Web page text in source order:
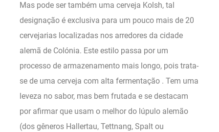
Mas pode ser também uma cerveja Kolsh, tal
designação é exclusiva para um pouco mais de 20
cervejarias localizadas nos arredores da cidade
alemã de Colónia. Este estilo passa por um
processo de armazenamento mais longo, pois trata-
se de uma cerveja com alta fermentação . Tem uma
leveza no sabor, mas bem frutada e se destacam
por afirmar que usam o melhor do lúpulo alemão
(dos gêneros Hallertau, Tettnang, Spalt ou